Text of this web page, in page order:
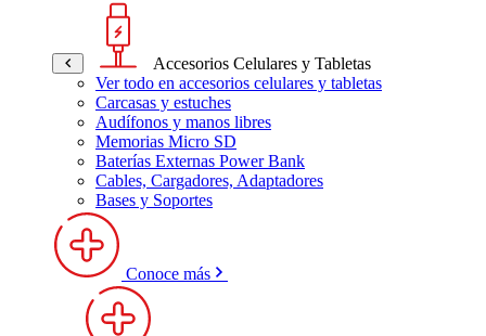
Accesorios Celulares y Tabletas
Ver todo en accesorios celulares y tabletas
Carcasas y estuches
Audífonos y manos libres
Memorias Micro SD
Baterías Externas Power Bank
Cables, Cargadores, Adaptadores
Bases y Soportes
Conoce más